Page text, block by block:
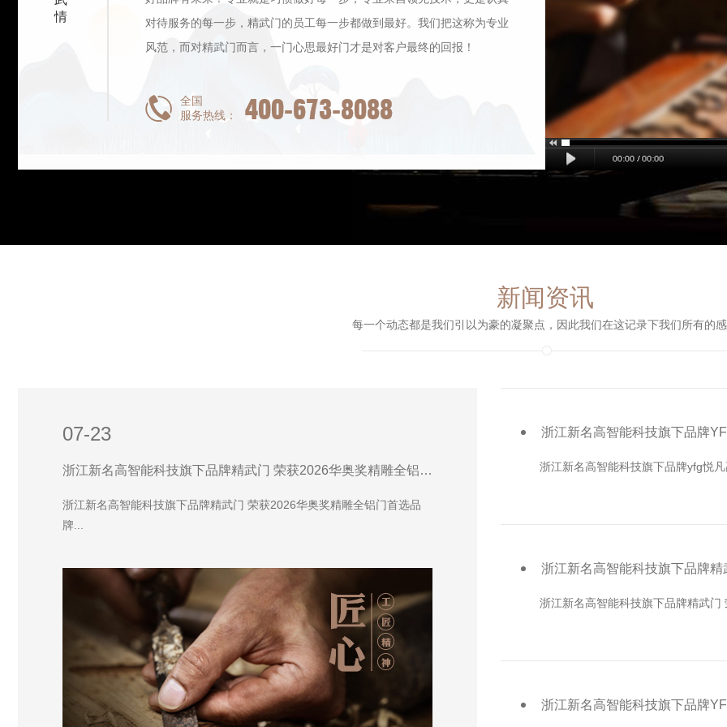
情
对待服务的每一步，精武门的员工每一步都做到最好。我们把这称为专业
风范，而对精武门而言，一门心思最好门才是对客户最终的回报！
全国
服务热线：
400-673-8088
新闻资讯
每一个动态都是我们引以为豪的凝聚点，因此我们在这记录下我们所有的
07-23
浙江新名高智能科技旗下品牌精武门 荣获2026华奥奖精雕全铝门首选品牌
浙江新名高智能科技旗下品牌精武门 荣获2026华奥奖精雕全铝门首选品
牌...
浙江新名高智能科技旗下品牌
浙江新名高智能科技旗下品牌yfg悦
浙江新名高智能科技旗下品牌
浙江新名高智能科技旗下品牌